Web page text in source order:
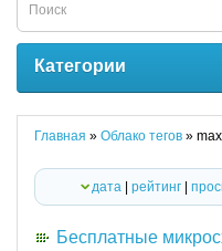
Категории
Главная » Облако тегов »
дата | рейтинг|
Бесплатные